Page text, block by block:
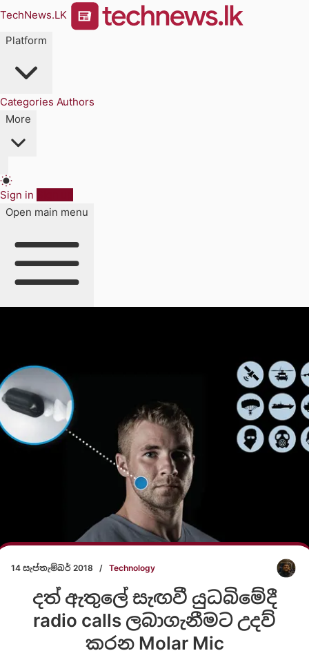
TechNews.LK
Platform
Categories Authors
More
Sign in
Open main menu
14 සැප්තැම්බර් 2018 / Technology
දත් ඇතුලේ සැඟවී යුධබිමේදී
radio calls ලබාගැනීමට උදව්
කරන Molar Mic